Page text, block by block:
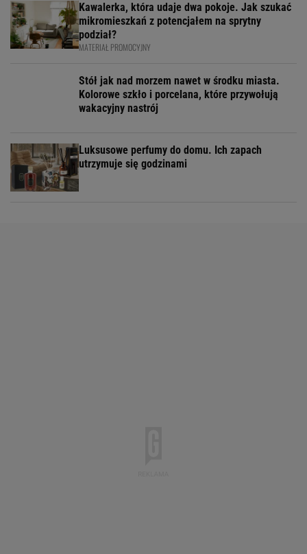
Kawalerka, która udaje dwa pokoje. Jak szukać
mikromieszkań z potencjałem na sprytny
podział?
MATERIAŁ PROMOCYJNY
Stół jak nad morzem nawet w środku miasta.
Kolorowe szkło i porcelana, które przywołują
wakacyjny nastrój
Luksusowe perfumy do domu. Ich zapach
utrzymuje się godzinami